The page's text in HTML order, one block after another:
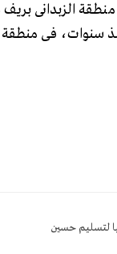
الزبدانى
سنوات، فى منطقة
لتسليم حسين